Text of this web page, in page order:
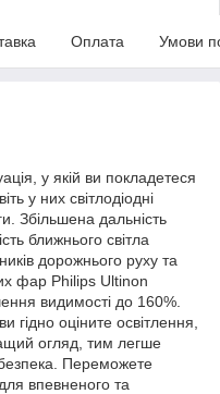
Оплата Умови
у якій ви покладетеся
у них світлодіодні
Збільшена дальність
ближнього світла
дорожнього руху та
фар Philips Ultinon
видимості до 160%.
гідно оціните освітлення,
огляд, тим легше
Переможете
впевненого та